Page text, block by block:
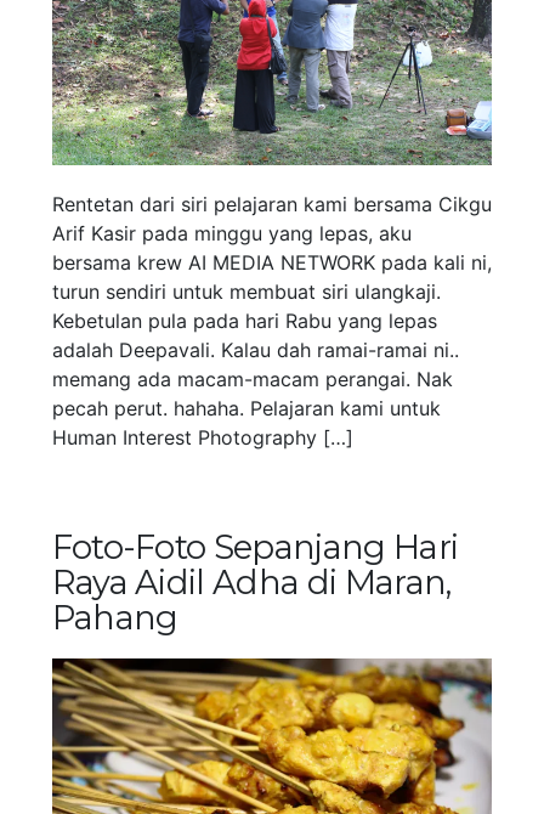
Rentetan dari siri pelajaran kami bersama Cikgu
Arif Kasir pada minggu yang lepas, aku
bersama krew AI MEDIA NETWORK pada kali ni,
turun sendiri untuk membuat siri ulangkaji.
Kebetulan pula pada hari Rabu yang lepas
adalah Deepavali. Kalau dah ramai-ramai ni..
memang ada macam-macam perangai. Nak
pecah perut. hahaha. Pelajaran kami untuk
Human Interest Photography […]
Foto-Foto Sepanjang Hari
Raya Aidil Adha di Maran,
Pahang